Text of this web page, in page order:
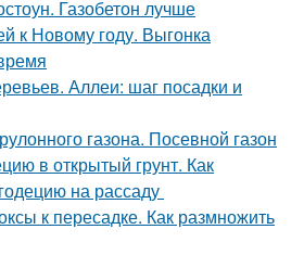
Газобетон лучше
к Новому году. Выгонка
Аллеи: шаг посадки и
газона. Посевной газон
в открытый грунт. Как
на рассаду
к пересадке. Как размножить